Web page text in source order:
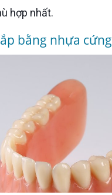
hợp nhất.
bằng nhựa cứng